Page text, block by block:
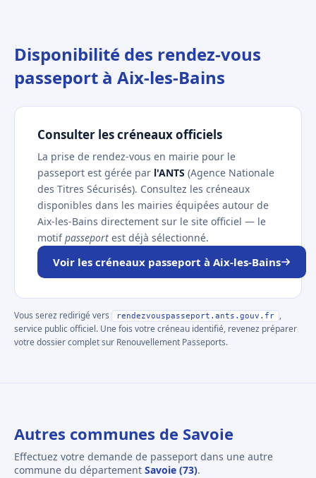
Disponibilité des rendez-vous
passeport à Aix-les-Bains
Consulter les créneaux officiels
La prise de rendez-vous en mairie pour le
passeport est gérée par l'ANTS (Agence Nationale
des Titres Sécurisés). Consultez les créneaux
disponibles dans les mairies équipées autour de
Aix-les-Bains directement sur le site officiel — le
motifpasseport est déjà sélectionné.
Voir les créneaux passeport à Aix-les-Bains
Vous serez redirigé vers rendezvouspasseport.ants.gouv.fr
,
service public officiel. Une fois votre créneau identifié, revenez préparer
votre dossier complet sur Renouvellement Passeports.
Autres communes de Savoie
Effectuez votre demande de passeport dans une autre
commune du département Savoie (73).